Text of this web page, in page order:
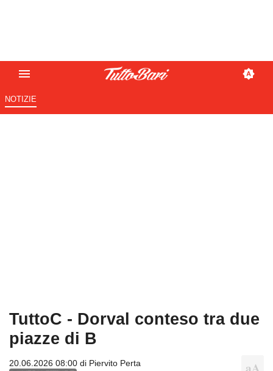
NOTIZIE
TuttoC - Dorval conteso tra due
piazze di B
20.06.2026 08:00 di Piervito Perta